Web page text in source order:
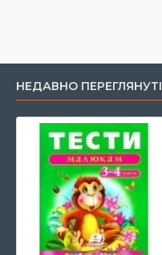
НЕДАВНО ПЕРЕГЛЯНУТІ